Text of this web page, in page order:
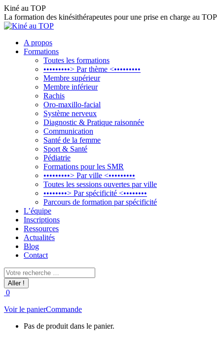
Aller
au
contenu
Kiné au TOP
La formation des kinésithérapeutes pour une prise en charge au TOP
A propos
Formations
Toutes les formations
•••••••••> Par thème <•••••••••
Membre supérieur
Membre inférieur
Rachis
Oro-maxillo-facial
Système nerveux
Diagnostic & Pratique raisonnée
Communication
Santé de la femme
Sport & Santé
Pédiatrie
Formations pour les SMR
•••••••••> Par ville <•••••••••
Toutes les sessions ouvertes par ville
••••••••> Par spécificité <••••••••
Parcours de formation par spécificité
L’équipe
Inscriptions
Ressources
Actualités
Blog
Contact
Recherche
:
0
Voir le panierCommande
Pas de produit dans le panier.